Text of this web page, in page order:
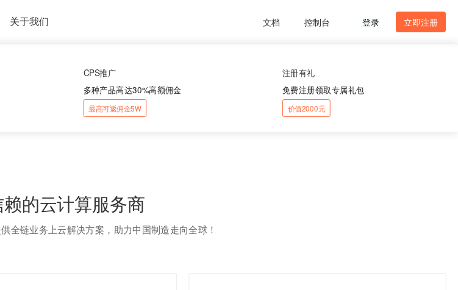
关于我们 文档 控制台 登录 立即注册
CPS推广
多种产品高达30%高额佣金
最高可返佣金5W
注册有礼
免费注册领取专属礼包
价值2000元
的云计算服务商
全链业务上云解决方案，助力中国制造走向全球！